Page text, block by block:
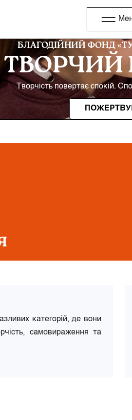
БЛАГОДІЙНИЙ ФОНД
ТВОРЧИЙ
Творчість повертає спокій.
категорій, де вони
самовираження та